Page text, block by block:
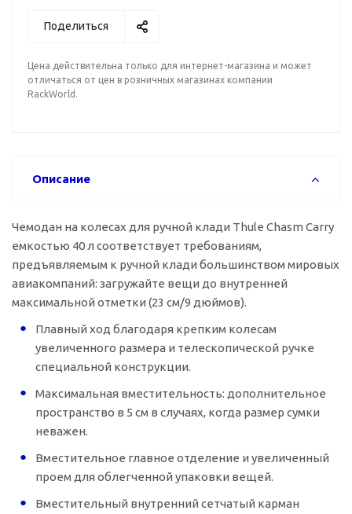
Поделиться
Цена действительна только для интернет-магазина и может
отличаться от цен в розничных магазинах компании
RackWorld.
Описание
Чемодан на колесах для ручной клади Thule Chasm Carry
емкостью 40 л соответствует требованиям,
предъявляемым к ручной клади большинством мировых
авиакомпаний: загружайте вещи до внутренней
максимальной отметки (23 см/9 дюймов).
Плавный ход благодаря крепким колесам
увеличенного размера и телескопической ручке
специальной конструкции.
Максимальная вместительность: дополнительное
пространство в 5 см в случаях, когда размер сумки
неважен.
Вместительное главное отделение и увеличенный
проем для облегченной упаковки вещей.
Вместительный внутренний сетчатый карман